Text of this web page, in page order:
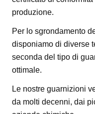
produzione.
Per lo sgrondamento
disponiamo di diverse
seconda del tipo di
ottimale.
Le nostre guarnizioni
da molti decenni, dai